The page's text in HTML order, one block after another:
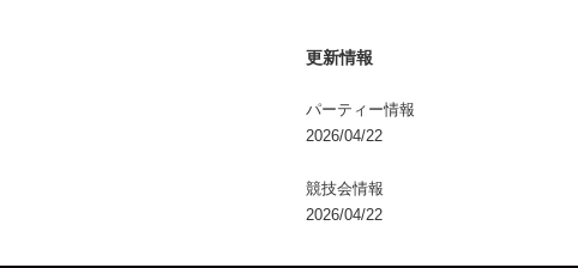
更新情報
パーティー情報
2026/04/22
競技会情報
2026/04/22